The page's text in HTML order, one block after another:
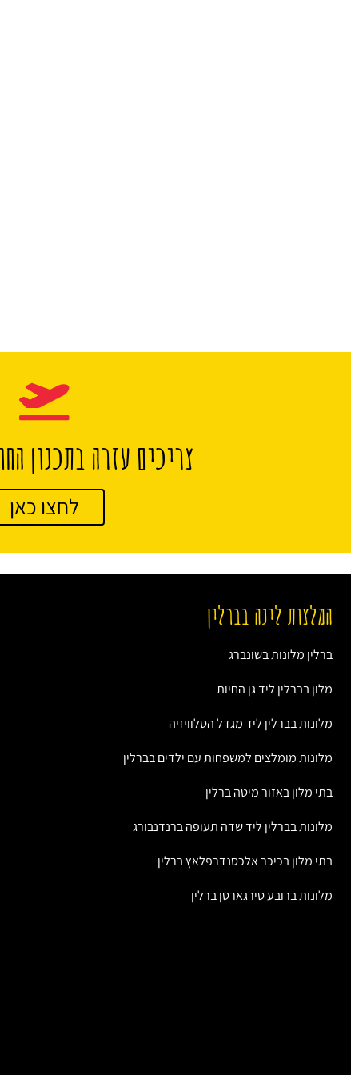
צריכים עזרה בתכנון
לחצו כאן
המלצות לינה בברלין
ברלין מלונות בשונברג
מלון בברלין ליד גן החיות
מלונות בברלין ליד מגדל הטלוויזיה
מלונות מומלצים למשפחות עם ילדים בברלין
בתי מלון באזור מיטה ברלין
מלונות בברלין ליד שדה תעופה ברנדנבורג
בתי מלון בכיכר אלכסנדרפלאץ ברלין
מלונות ברובע טירגארטן ברלין